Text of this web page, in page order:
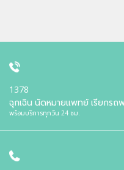
1378
ฉุกเฉิน นัดหมายแพทย์ เรียกรถ
พร้อมบริการทุกวัน 24 ชม.